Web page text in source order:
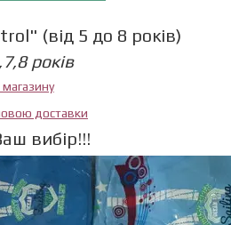
(від 5 до 8 років)
років
магазину
доставки
вибір!!!